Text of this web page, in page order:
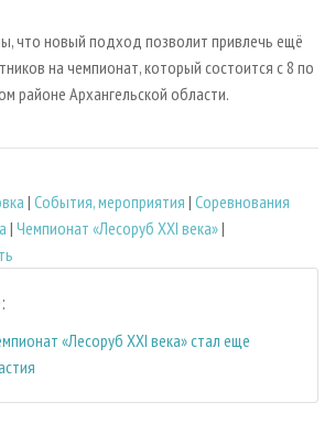
что новый подход позволит привлечь ещё
на чемпионат, который состоится с 8 по
районе Архангельской области.
| События, мероприятия | Соревнования
| Чемпионат «Лесоруб XXI века»|
«Лесоруб XXI века» стал еще